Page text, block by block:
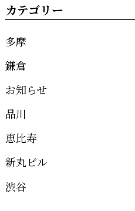
カテゴリー
多摩
鎌倉
お知らせ
品川
恵比寿
新丸ビル
渋谷